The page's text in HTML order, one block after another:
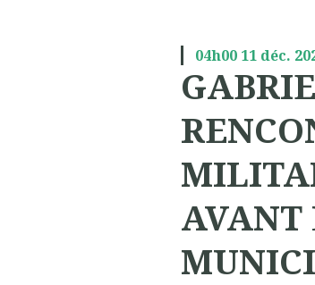
04h00 11 déc.
AVANT